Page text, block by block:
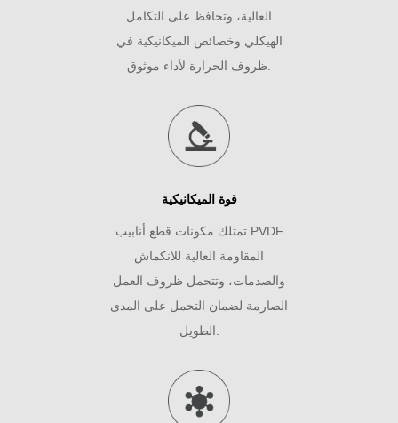
العالية، وتحافظ على التكامل
الهيكلي وخصائص الميكانيكية في
ظروف الحرارة لأداء موثوق.
قوة الميكانيكية
تمتلك مكونات قطع أنابيب PVDF
المقاومة العالية للانكماش
والصدمات، وتتحمل ظروف العمل
الصارمة لضمان التحمل على المدى
الطويل.